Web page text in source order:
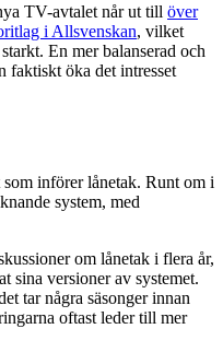
TV-avtalet når ut till över
i Allsvenskan, vilket
En mer balanserad och
faktiskt öka det intresset
införer lånetak. Runt om i
system, med
om lånetak i flera år,
sina versioner av systemet.
tar några säsonger innan
oftast leder till mer